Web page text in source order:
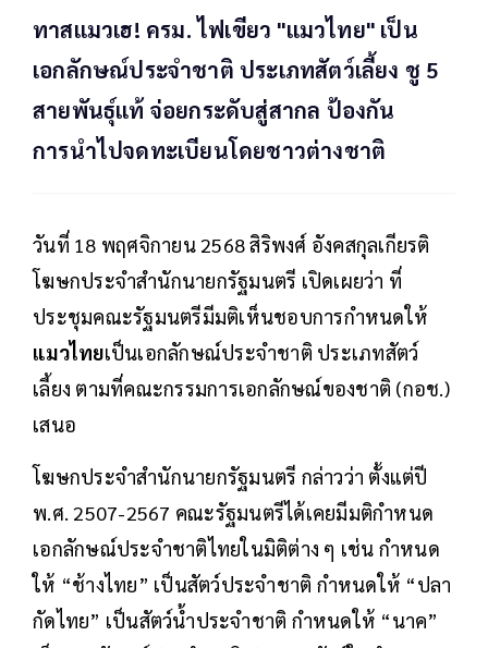
ทาสแมวเฮ! ครม. ไฟเขียว "แมวไทย" เป็น
เอกลักษณ์ประจำชาติ ประเภทสัตว์เลี้ยง ชู 5
สายพันธุ์แท้ จ่อยกระดับสู่สากล ป้องกัน
การนำไปจดทะเบียนโดยชาวต่างชาติ
วันที่ 18 พฤศจิกายน 2568 สิริพงศ์ อังคสกุลเกียรติ
โฆษกประจำสำนักนายกรัฐมนตรี เปิดเผยว่า ที่
ประชุมคณะรัฐมนตรีมีมติเห็นชอบการกำหนดให้
แมวไทยเป็นเอกลักษณ์ประจำชาติ ประเภทสัตว์
เลี้ยง ตามที่คณะกรรมการเอกลักษณ์ของชาติ (กอช.)
เสนอ
โฆษกประจำสำนักนายกรัฐมนตรี กล่าวว่า ตั้งแต่ปี
พ.ศ. 2507-2567 คณะรัฐมนตรีได้เคยมีมติกำหนด
เอกลักษณ์ประจำชาติไทยในมิติต่าง ๆ เช่น กำหนด
ให้ “ช้างไทย” เป็นสัตว์ประจำชาติ กำหนดให้ “ปลา
กัดไทย” เป็นสัตว์น้ำประจำชาติ กำหนดให้ “นาค”